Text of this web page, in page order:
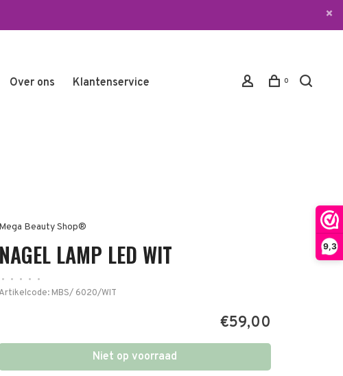
9,3
Over ons Klantenservice 0
Mega Beauty Shop®
NAGEL LAMP LED WIT
• • • •
•
Artikelcode: MBS/ 6020/WIT
€59,00
Niet op voorraad